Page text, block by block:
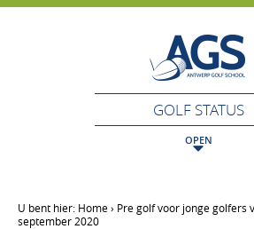
GOLF STATUS
OPEN
U bent hier: Home› Pre golf voor jonge golfers
september 2020